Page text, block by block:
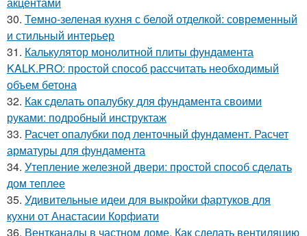
30. Темно-зеленая кухня с белой отделкой: современный
и стильный интерьер
31. Калькулятор монолитной плиты фундамента
KALK.PRO: простой способ рассчитать необходимый
объем бетона
32. Как сделать опалубку для фундамента своими
руками: подробный инструктаж
33. Расчет опалубки под ленточный фундамент. Расчет
арматуры для фундамента
34. Утепление железной двери: простой способ сделать
дом теплее
35. Удивительные идеи для выкройки фартуков для
кухни от Анастасии Корфиати
36. Вентканалы в частном доме. Как сделать вентиляцию